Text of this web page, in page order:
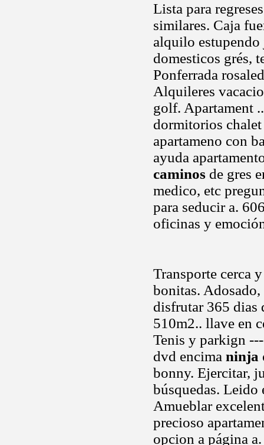
Lista para
similares. Caja
alquilo
domesticos grés,
Ponferrada
Alquileres
golf. Apartament
dormitorios
apartameno con
ayuda
caminos de gres
medico, etc
para seducir a.
oficinas y
Transporte cerca
bonitas.
disfrutar 365 dias
510m2.. llave en
Tenis y parkign
dvd encima ninja
bonny. Ejercitar,
búsquedas. Leido
Amueblar
precioso
opcion a página